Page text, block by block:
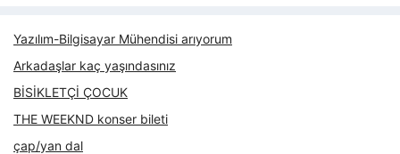
Yazılım-Bilgisayar Mühendisi arıyorum
Arkadaşlar kaç yaşındasınız
BİSİKLETÇİ ÇOCUK
THE WEEKND konser bileti
çap/yan dal